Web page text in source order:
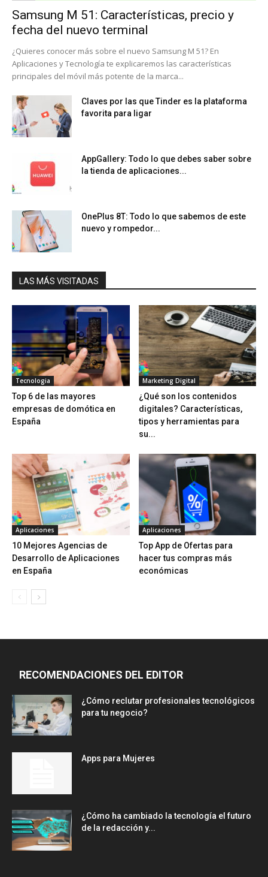
Samsung M 51: Características, precio y
fecha del nuevo terminal
¿Quieres conocer más sobre el nuevo Samsung M 51? En
Aplicaciones y Tecnología te explicaremos las características
principales del móvil más potente de la marca...
Claves por las que Tinder es la plataforma
favorita para ligar
AppGallery: Todo lo que debes saber sobre
la tienda de aplicaciones...
OnePlus 8T: Todo lo que sabemos de este
nuevo y rompedor...
LAS MÁS VISITADAS
Tecnologia
Top 6 de las mayores
empresas de domótica en
España
Marketing Digital
¿Qué son los contenidos
digitales? Características,
tipos y herramientas para
su...
Aplicaciones
10 Mejores Agencias de
Desarrollo de Aplicaciones
en España
Aplicaciones
Top App de Ofertas para
hacer tus compras más
económicas
RECOMENDACIONES DEL EDITOR
¿Cómo reclutar profesionales tecnológicos
para tu negocio?
Apps para Mujeres
¿Cómo ha cambiado la tecnología el futuro
de la redacción y...